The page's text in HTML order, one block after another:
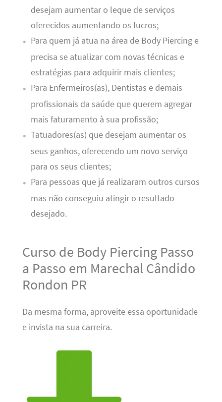
desejam aumentar o leque de serviços
oferecidos aumentando os lucros;
Para quem já atua na área de Body Piercing e
precisa se atualizar com novas técnicas e
estratégias para adquirir mais clientes;
Para Enfermeiros(as), Dentistas e demais
profissionais da saúde que querem agregar
mais faturamento à sua profissão;
Tatuadores(as) que desejam aumentar os
seus ganhos, oferecendo um novo serviço
para os seus clientes;
Para pessoas que já realizaram outros cursos
mas não conseguiu atingir o resultado
desejado.
Curso de Body Piercing Passo
a Passo em Marechal Cândido
Rondon PR
Da mesma forma, aproveite essa oportunidade
e invista na sua carreira.